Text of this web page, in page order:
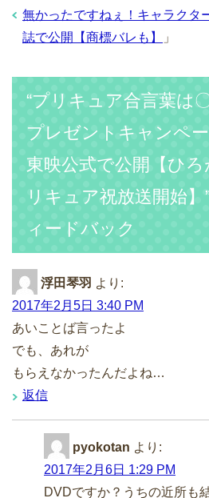
無かったですねぇ！キャラクタ
誌で公開【商標バレも】
」
“プリキュア合言葉は
プレゼントキャンペ
東映公式で公開【ひ
リキュア祝放送開始】
ィードバック
浮田琴羽 より:
2017年2月5日 3:40 PM
あいことば言ったよ
でも、あれが
もらえなかったんだよね…
返信
pyokotan より:
2017年2月6日 1:29 PM
DVDですか？うちの近所も